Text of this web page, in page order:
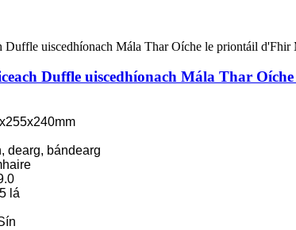
Duffle uiscedhíonach Mála Thar
dearg, bándearg
lá